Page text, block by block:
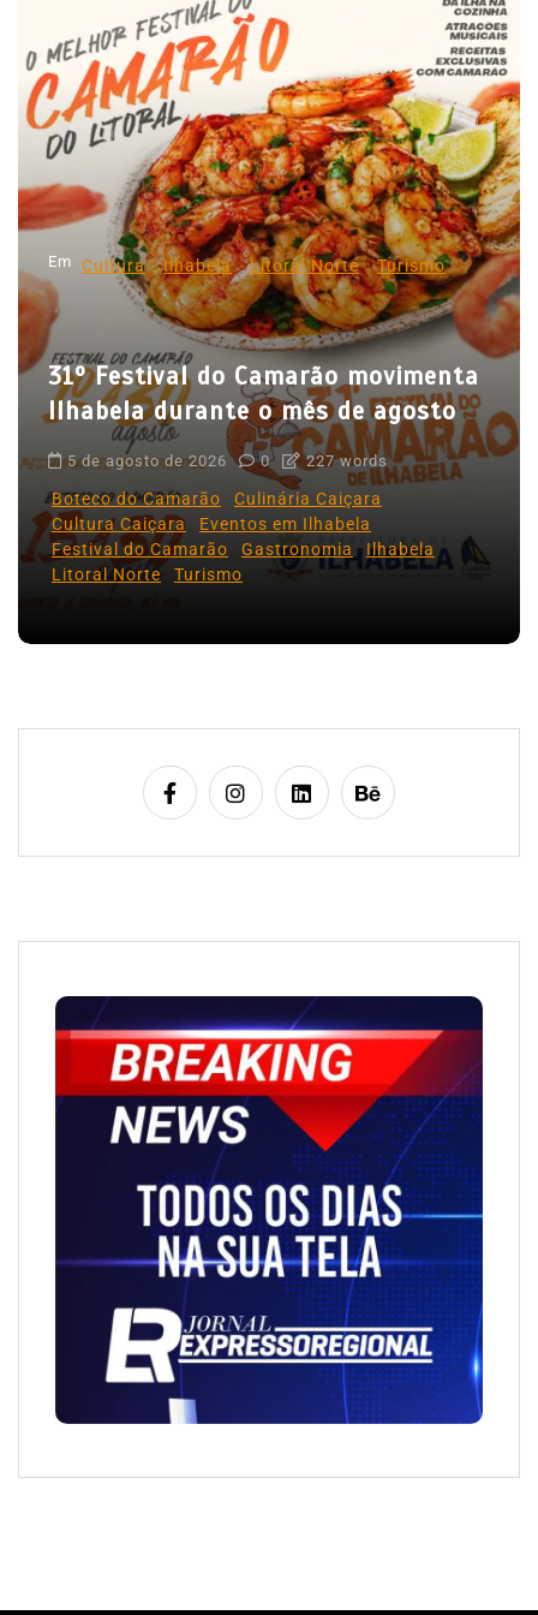
g
a
ç
o
d
e
P
s
Em Cultura Ilhabela Litoral Norte Turismo
31º Festival do Camarão movimenta
Ilhabela durante o mês de agosto
5 de agosto de 2026 0 227 words
Boteco do Camarão
Culinária Caiçara
Cultura Caiçara
Eventos em Ilhabela
Festival do Camarão
Gastronomia
Ilhabela
Litoral Norte
Turismo